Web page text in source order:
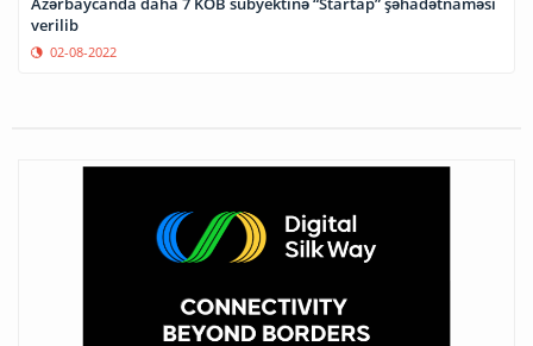
verilib
02-08-2022